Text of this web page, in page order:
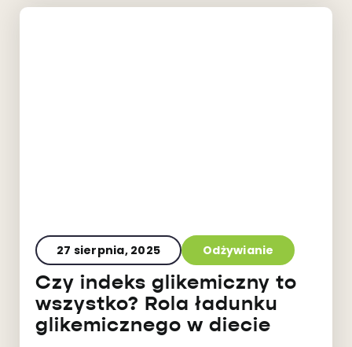
27 sierpnia, 2025 Odżywianie
Czy indeks glikemiczny to
wszystko? Rola ładunku
glikemicznego w diecie